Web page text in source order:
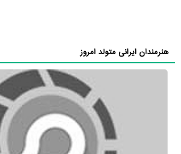
هنرمندان ایرانی متولد امروز